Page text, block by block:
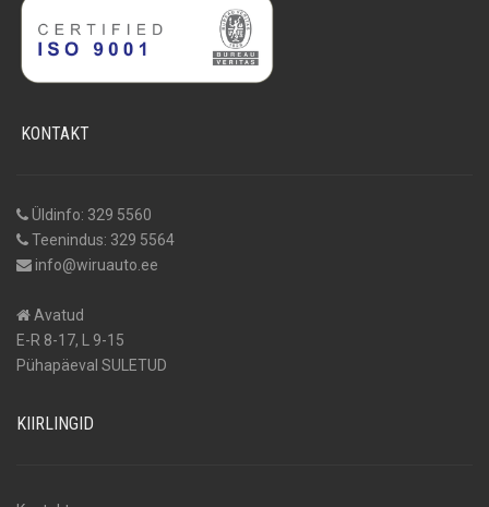
KONTAKT
Üldinfo: 329 5560
Teenindus: 329 5564
info@wiruauto.ee
Avatud
E-R 8-17, L 9-15
Pühapäeval SULETUD
KIIRLINGID